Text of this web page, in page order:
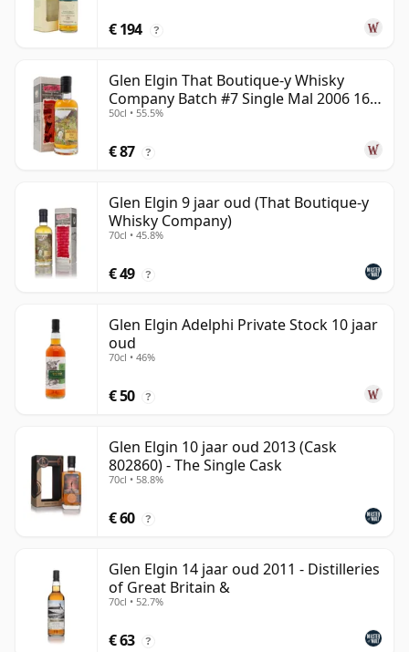
€ 194 ?
Glen Elgin That Boutique-y Whisky
Company Batch #7 Single Mal 2006 16
jaar oud
50cl • 55.5%
€ 87 ?
Glen Elgin 9 jaar oud (That Boutique-y
Whisky Company)
70cl • 45.8%
€ 49 ?
Glen Elgin Adelphi Private Stock 10 jaar
oud
70cl • 46%
€ 50 ?
Glen Elgin 10 jaar oud 2013 (Cask
802860) - The Single Cask
70cl • 58.8%
€ 60 ?
Glen Elgin 14 jaar oud 2011 - Distilleries
of Great Britain &
70cl • 52.7%
€ 63 ?